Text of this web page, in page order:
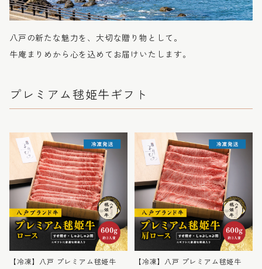
八戸の新たな魅力を、大切な贈り物として。
牛庵まりめから心を込めてお届けいたします。
プレミアム毬姫牛ギフト
【冷凍】八戸 プレミアム毬姫牛
【冷凍】八戸 プレミアム毬姫牛